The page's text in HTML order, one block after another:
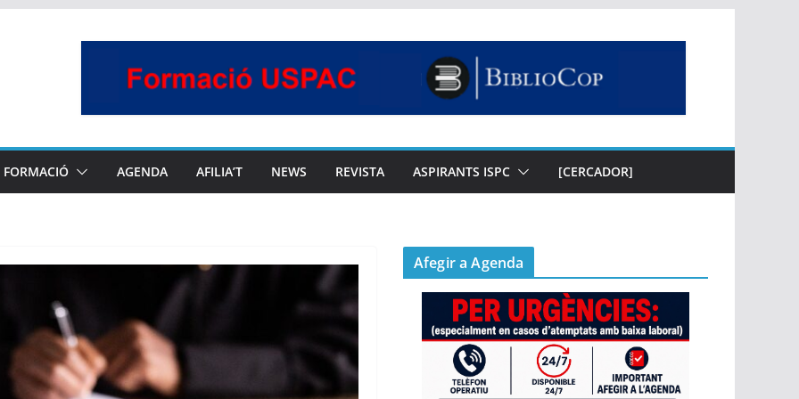
FORMACIÓ AGENDA AFILIA’T NEWS REVISTA ASPIRANTS ISPC [CERCADOR]
Afegir a Agenda